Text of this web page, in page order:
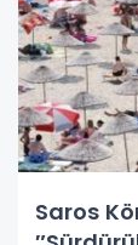
Saros